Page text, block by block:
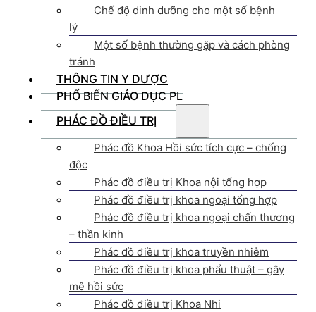
Chế độ dinh dưỡng cho một số bệnh
lý
Một số bệnh thường gặp và cách phòng
tránh
THÔNG TIN Y DƯỢC
PHỔ BIẾN GIÁO DỤC PL
PHÁC ĐỒ ĐIỀU TRỊ
Phác đồ Khoa Hồi sức tích cực – chống
độc
Phác đồ điều trị Khoa nội tổng hợp
Phác đồ điều trị khoa ngoại tổng hợp
Phác đồ điều trị khoa ngoại chấn thương
– thần kinh
Phác đồ điều trị khoa truyền nhiễm
Phác đồ điều trị khoa phẩu thuật – gây
mê hồi sức
Phác đồ điều trị Khoa Nhi